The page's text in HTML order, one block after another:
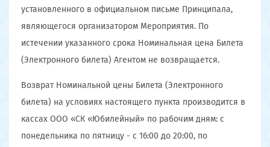
установленного в официальном письме Принципала,
являющегося организатором Мероприятия. По
истечении указанного срока Номинальная цена Билета
(Электронного билета) Агентом не возвращается.
Возврат Номинальной цены Билета (Электронного
билета) на условиях настоящего пункта производится в
кассах ООО «СК «Юбилейный» по рабочим дням: с
понедельника по пятницу - с 16:00 до 20:00, по